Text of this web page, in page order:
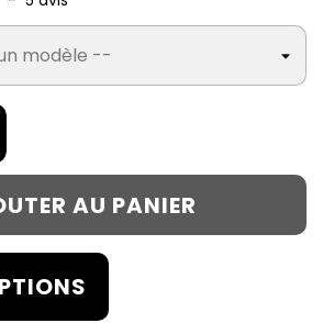
AU PANIER